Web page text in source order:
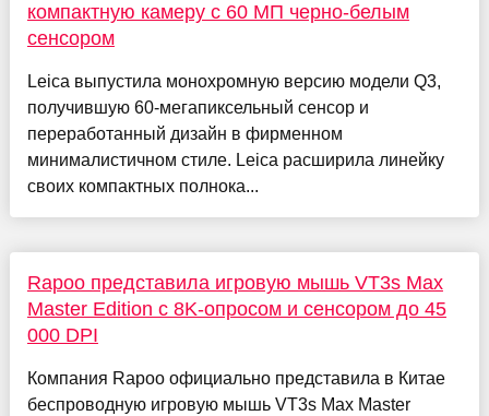
компактную камеру с 60 МП черно-белым
сенсором
Leica выпустила монохромную версию модели Q3,
получившую 60-мегапиксельный сенсор и
переработанный дизайн в фирменном
минималистичном стиле. Leica расширила линейку
своих компактных полнока...
Rapoo представила игровую мышь VT3s Max
Master Edition с 8K-опросом и сенсором до 45
000 DPI
Компания Rapoo официально представила в Китае
беспроводную игровую мышь VT3s Max Master